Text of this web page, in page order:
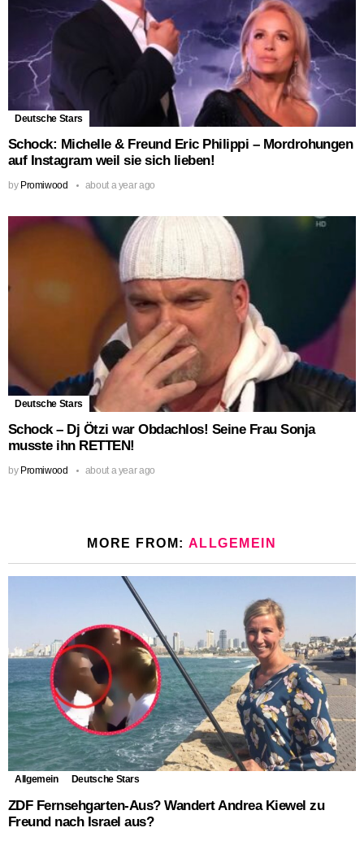
Deutsche Stars
Schock: Michelle & Freund Eric Philippi – Mordrohungen
auf Instagram weil sie sich lieben!
by Promiwood about a year ago
Deutsche Stars
Schock – Dj Ötzi war Obdachlos! Seine Frau Sonja
musste ihn RETTEN!
by Promiwood about a year ago
MORE FROM: ALLGEMEIN
Allgemein Deutsche Stars
ZDF Fernsehgarten-Aus? Wandert Andrea Kiewel zu
Freund nach Israel aus?